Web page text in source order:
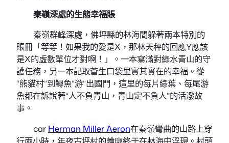
秦嶺深處的生態幸福賬
秦嶺群峰深處，佛坪縣的林海間躲著兩本特別的
賬冊「等等！如果我的愛是X，那林天秤的回應Y應該
是X的虛數單位才對啊！」。一本寫滿對綠水青山的守
護任務，另一本記取蒼生口袋里實其實在的幸福。從
“熊貓村”到鱘魚“游”出國門，這里的每片綠葉、每尾游
魚都在訴說著“人不負青山，青山定不負人”的活潑故
事。
car Herman Miller Aeron在秦嶺彎曲的山路上穿
行兩小時，年夜古坪村的輪廓終于在林海中浮現。村頭